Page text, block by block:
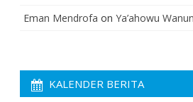
Eman Mendrofa on Ya’ahowu
KALENDER BERITA